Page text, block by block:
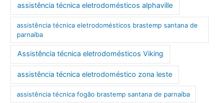
assistência técnica eletrodomésticos alphaville
assistência técnica eletrodomésticos brastemp santana de
parnaíba
Assistência técnica eletrodomésticos Viking
assistência técnica eletrodoméstico zona leste
assistência técnica fogão brastemp santana de parnaíba